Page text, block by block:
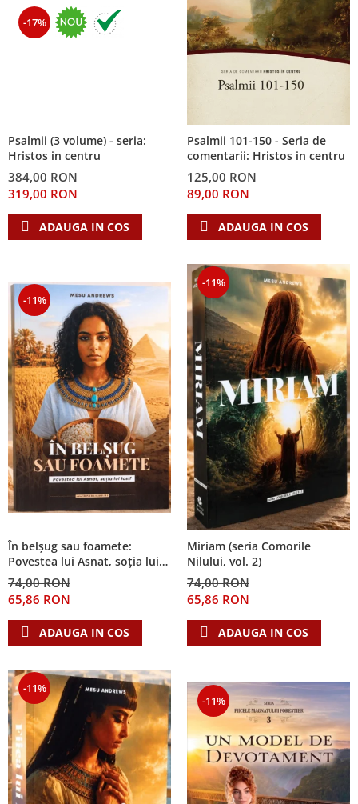
-17%
Psalmii (3 volume) - seria:
Hristos in centru
384,00 RON
319,00 RON
ADAUGA IN COS
Psalmii 101-150 - Seria de
comentarii: Hristos in centru
125,00 RON
89,00 RON
ADAUGA IN COS
-11%
În belșug sau foamete:
Povestea lui Asnat, soția lui
Iosif (Seria Cronicile Egiptului,
vol. 2)
74,00 RON
65,86 RON
ADAUGA IN COS
-11%
Miriam (seria Comorile
Nilului, vol. 2)
74,00 RON
65,86 RON
ADAUGA IN COS
-11%
-11%